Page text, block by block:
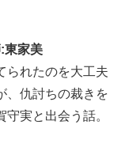
東家美
られたのを大工夫
、仇討ちの裁きを
実と出会う話。